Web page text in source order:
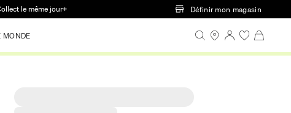
le même jour+ Définir mon magasin
MONDE